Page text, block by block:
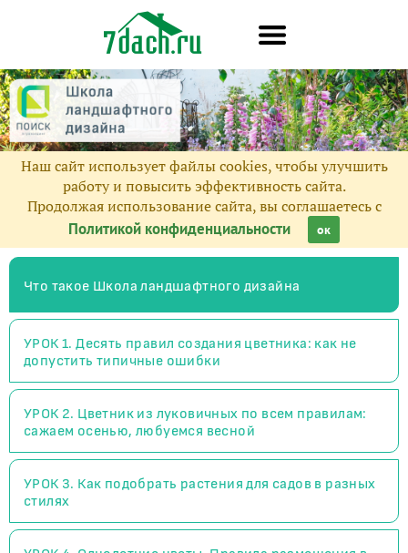
Наш сайт использует файлы cookies, чтобы улучшить
работу и повысить эффективность сайта.
Продолжая использование сайта, вы соглашаетесь с
Политикой конфиденциальности
ок
Что такое Школа ландшафтного дизайна
УРОК 1. Десять правил создания цветника: как не
допустить типичные ошибки
УРОК 2. Цветник из луковичных по всем правилам:
сажаем осенью, любуемся весной
УРОК 3. Как подобрать растения для садов в разных
стилях